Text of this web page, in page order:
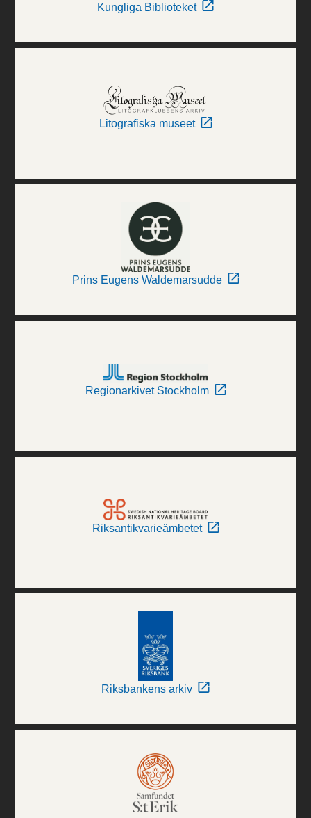
Kungliga Biblioteket
Litografiska museet
Prins Eugens Waldemarsudde
Regionarkivet Stockholm
Riksantikvarieämbetet
Riksbankens arkiv